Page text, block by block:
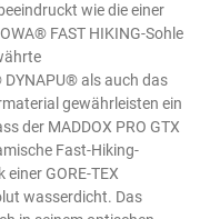
wie die einer
FAST HIKING-Sohle
als auch das
gewährleisten ein
der MADDOX PRO GTX
Fast-Hiking-
GORE-TEX
wasserdicht. Das